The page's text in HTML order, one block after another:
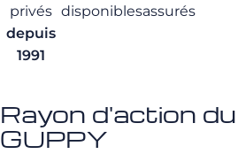
privés
depuis
1991
disponiblesassurés
Rayon d'action
GUPPY